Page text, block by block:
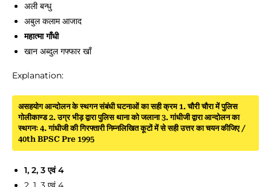
अली बन्धु
अबुल कलाम आजाद
महात्मा गाँधी
खान अब्दुल गफ्फार खाँ
Explanation:
असहयोग आन्दोलन के स्थगन संबंधी घटनाओं का सही क्रम 1. चौरी चौरा में पुलिस
गोलीकाण्ड 2. उग्र भीड़ द्वारा पुलिस थाना को जलाना 3. गांधीजी द्वारा आन्दोलन का
स्थगनः 4. गांधीजी की गिरफ्तारी निम्नलिखित कूटों में से सही उत्तर का चयन कीजिए /
40th BPSC Pre 1995
1, 2, 3 एवं 4